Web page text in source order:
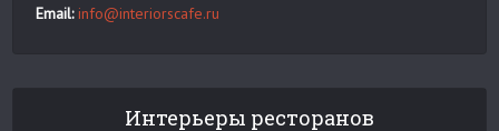
Email: info@interiorscafe.ru
Интерьеры ресторанов